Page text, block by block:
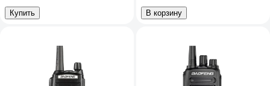
Купить В корзину